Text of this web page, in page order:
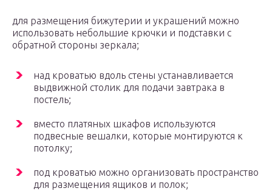
для размещения бижутерии и украшений можно
использовать небольшие крючки и подставки с
обратной стороны зеркала;
над кроватью вдоль стены устанавливается
выдвижной столик для подачи завтрака в
постель;
вместо платяных шкафов используются
подвесные вешалки, которые монтируются к
потолку;
под кроватью можно организовать пространство
для размещения ящиков и полок;